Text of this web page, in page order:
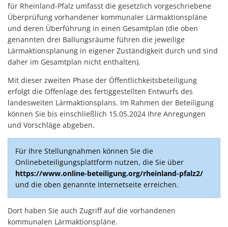
für Rheinland-Pfalz umfasst die gesetzlich vorgeschriebene
Überprüfung vorhandener kommunaler Lärmaktionspläne
und deren Überführung in einen Gesamtplan (die oben
genannten drei Ballungsräume führen die jeweilige
Lärmaktionsplanung in eigener Zuständigkeit durch und sind
daher im Gesamtplan nicht enthalten).
Mit dieser zweiten Phase der Öffentlichkeitsbeteiligung
erfolgt die Offenlage des fertiggestellten Entwurfs des
landesweiten Lärmaktionsplans. Im Rahmen der Beteiligung
können Sie bis einschließlich 15.05.2024 Ihre Anregungen
und Vorschläge abgeben.
Für Ihre Stellungnahmen können Sie die
Onlinebeteiligungsplattform nutzen, die Sie über
https://www.online-beteiligung.org/rheinland-pfalz2/
und die oben genannte Internetseite erreichen.
Dort haben Sie auch Zugriff auf die vorhandenen
kommunalen Lärmaktionspläne.